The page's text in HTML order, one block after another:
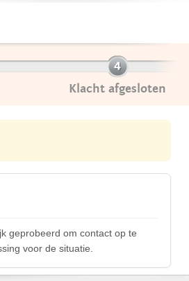
Klacht afgesloten
geprobeerd om contact op te
voor de situatie.